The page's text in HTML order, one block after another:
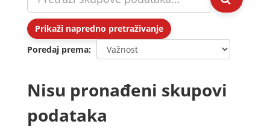
Prikaži napredno pretraživanje
Poredaj prema
Nisu pronađeni skupovi
podataka